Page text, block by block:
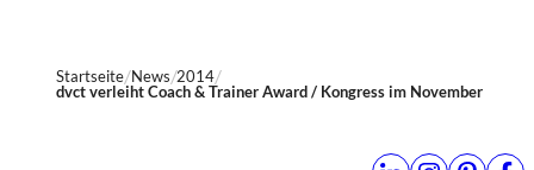
Startseite News 2014
dvct verleiht Coach & Trainer Award / Kongress im November